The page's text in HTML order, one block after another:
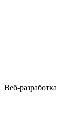
Веб-разработка